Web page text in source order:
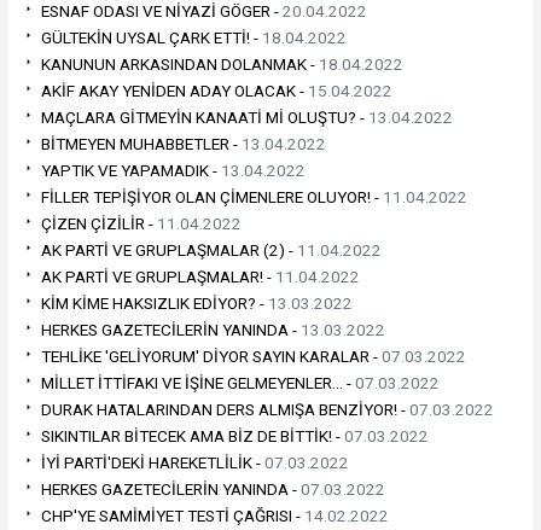
ESNAF ODASI VE NİYAZİ GÖGER -20.04.2022
GÜLTEKİN UYSAL ÇARK ETTİ! - 18.04.2022
KANUNUN ARKASINDAN DOLANMAK - 18.04.2022
AKİF AKAY YENİDEN ADAY OLACAK - 15.04.2022
MAÇLARA GİTMEYİN KANAATİ Mİ OLUŞTU? - 13.04.2022
BİTMEYEN MUHABBETLER - 13.04.2022
YAPTIK VE YAPAMADIK - 13.04.2022
FİLLER TEPİŞİYOR OLAN ÇİMENLERE OLUYOR! - 11.04.2022
ÇİZEN ÇİZİLİR - 11.04.2022
AK PARTİ VE GRUPLAŞMALAR (2) - 11.04.2022
AK PARTİ VE GRUPLAŞMALAR! - 11.04.2022
KİM KİME HAKSIZLIK EDİYOR? - 13.03.2022
HERKES GAZETECİLERİN YANINDA - 13.03.2022
TEHLİKE 'GELİYORUM' DİYOR SAYIN KARALAR -07.03.2022
MİLLET İTTİFAKI VE İŞİNE GELMEYENLER… -07.03.2022
DURAK HATALARINDAN DERS ALMIŞA BENZİYOR! -07.03.2022
SIKINTILAR BİTECEK AMA BİZ DE BİTTİK! -07.03.2022
İYİ PARTİ'DEKİ HAREKETLİLİK -07.03.2022
HERKES GAZETECİLERİN YANINDA -07.03.2022
CHP'YE SAMİMİYET TESTİ ÇAĞRISI - 14.02.2022